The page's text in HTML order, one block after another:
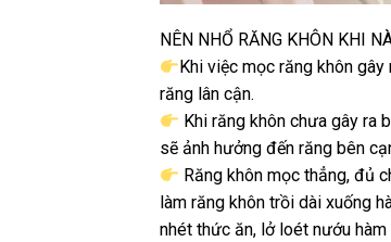
NÊN NHỔ RĂNG KHÔN KHI
Khi việc mọc răng khôn
răng lân cận.
Khi răng khôn chưa gây ra
sẽ ảnh hưởng đến răng bên
Răng khôn mọc thẳng, đủ
làm răng khôn trồi dài xuống
nhét thức ăn, lở loét nướu hàm